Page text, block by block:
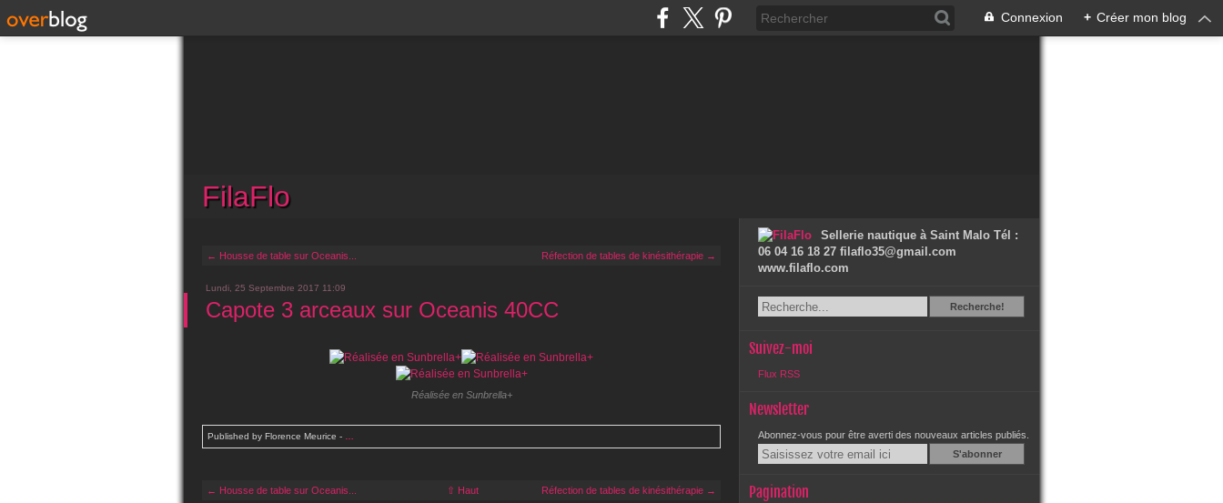
Connexion + Créer mon blog
FilaFlo
← Housse de table sur Oceanis... Réfection de tables de kinésithérapie →
Lundi, 25 Septembre 2017 11:09
Capote 3 arceaux sur Oceanis 40CC
Réalisée en Sunbrella+
Published by Florence Meurice -
← Housse de table sur Oceanis... ⇧ Haut Réfection de tables de kinésithérapie →
Sellerie nautique à Saint Malo Tél :
06 04 16 18 27 filaflo35@gmail.com
www.filaflo.com
RechercheRecherche!
Suivez-moi
Flux RSS
Newsletter
Abonnez-vous pour être averti des nouveaux articles publiés.
Email
Pagination